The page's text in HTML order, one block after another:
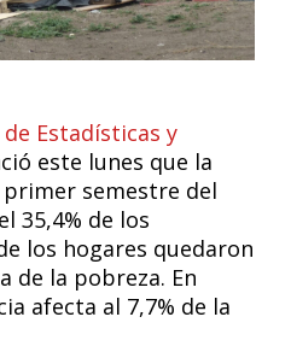
Estadísticas y
este lunes que la
semestre del
35,4% de los
los hogares quedaron
de la pobreza. En
afecta al 7,7% de la